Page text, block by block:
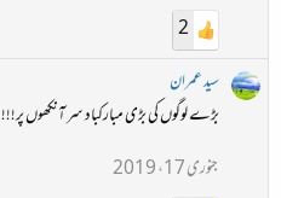
2
سید عمران
بڑے لوگوں کی بڑی مبارکباد سر آنکھوں پر!!!
جنوری 17، 2019